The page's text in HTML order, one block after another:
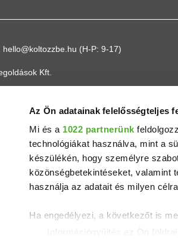
Az Ön adatainak felelősségteljes
Mi és a 1022 partnerünk
technológiákat használva, mint a
készülékén, hogy személyre
közönségbetekintéseket, valamint
használja az adatait és milyen
Ha engedélyezi, a következőt is
hello@koltozzbe.hu (H-P: 9-17)
Kft.